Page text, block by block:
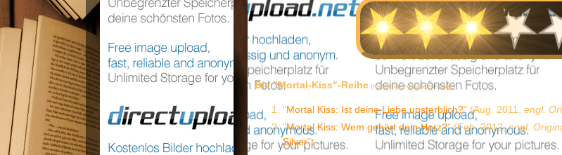
Die "Mortal-Kiss"-Reihe (mit Links zu Amazon.de)
"Mortal Kiss: Ist deine Liebe unsterblich?" (Aug. 2011, engl.
"Mortal Kiss: Wem gehört dein Herz?" (Feb. 2012,engl.
Silver")